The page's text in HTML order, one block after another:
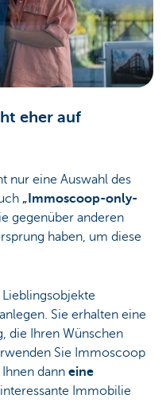
eher auf
nur eine Auswahl des
„Immoscoop-only-
gegenüber anderen
haben, um diese
anlegen. Sie erhalten eine
die Ihren Wünschen
Sie Immoscoop
dann eine
Immobilie